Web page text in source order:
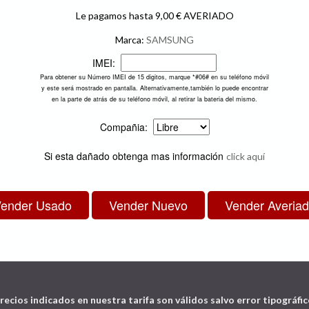
Le pagamos hasta 9,00 € AVERIADO
Marca: SAMSUNG
IMEI:
Para obtener su Número IMEI de 15 digitos, marque *#06# en su teléfono móvil
y este será mostrado en pantalla. Alternativamente,también lo puede encontrar
en la parte de atrás de su teléfono móvil, al retirar la bateria del mismo.
Compañia:
Si esta dañado obtenga mas información click aquí
indicados en nuestra tarifa son válidos salvo error